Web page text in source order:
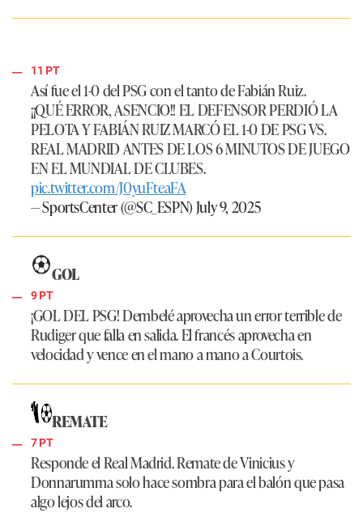
11 PT
Así fue el 1-0 del PSG con el tanto de Fabián Ruiz.
¡¡QUÉ ERROR, ASENCIO!! EL DEFENSOR PERDIÓ LA
PELOTA Y FABIÁN RUIZ MARCÓ EL 1-0 DE PSG VS.
REAL MADRID ANTES DE LOS 6 MINUTOS DE JUEGO
EN EL MUNDIAL DE CLUBES.
pic.twitter.com/J0yuFteaFA
— SportsCenter (@SC_ESPN)July 9, 2025
GOL
9 PT
¡GOL DEL PSG!Dembelé aprovecha un error terrible de
Rudiger que falla en salida. El francés aprovecha en
velocidad y vence en el mano a mano a Courtois.
REMATE
7 PT
Responde elReal Madrid. Remate de Vinicius y
Donnarumma solo hace sombra para el balón que pasa
algo lejos del arco.